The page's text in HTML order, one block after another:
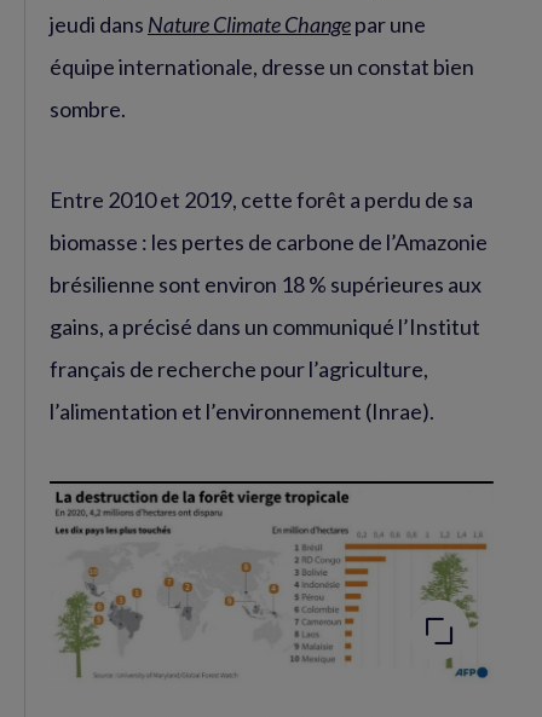
jeudi dans Nature Climate Changepar une
équipe internationale, dresse un constat bien
sombre.
Entre 2010 et 2019, cette forêt a perdu de sa
biomasse : les pertes de carbone de l’Amazonie
brésilienne sont environ 18 % supérieures aux
gains, a précisé dans un communiqué l’Institut
français de recherche pour l’agriculture,
l’alimentation et l’environnement (Inrae).
Agrandir
l'image